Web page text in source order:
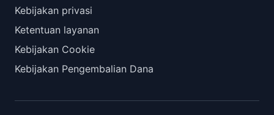
Kebijakan privasi
Ketentuan layanan
Kebijakan Cookie
Kebijakan Pengembalian Dana